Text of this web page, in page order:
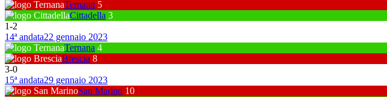
Ternana 5
Cittadella 3
1-2
14ª andata22 gennaio 2023
Ternana 4
Brescia 8
3-0
15ª andata29 gennaio 2023
San Marino 10